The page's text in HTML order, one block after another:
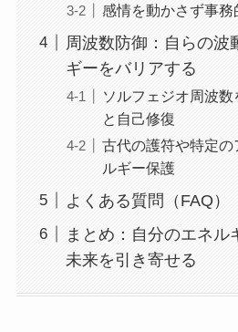
感情を動かさず事
周波数防御：自らの波
ギーをバリアする
ソルフェジオ周波
と自己修復
古代の護符や特定
ルギー保護
よくある質問（FAQ）
まとめ：自分のエネル
未来を引き寄せる